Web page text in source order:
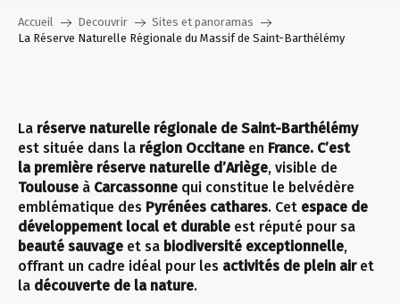
Accueil Decouvrir
Sites et panoramas
La Réserve Naturelle Régionale du Massif de Saint-Barthélémy
La réserve naturelle régionale de Saint-Barthélémy
est située dans la région Occitane en France. C’est
la première réserve naturelle d’Ariège, visible de
Toulouse à Carcassonne qui constitue le belvédère
emblématique des Pyrénées cathares. Cet espace de
développement local et durable est réputé pour sa
beauté sauvage et sa biodiversité exceptionnelle,
offrant un cadre idéal pour les activités de plein airet
la découverte de la nature.